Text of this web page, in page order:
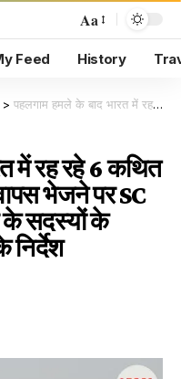
Aa
Feed History
> पहलगाम हमले के बाद भारत में रह रहे 6 कथित पाकिस्तानी नागरिकों को वापस भेजने पर SC की फिलहाल रोक; परिवार के सदस्यों के दस्तावेजों की जांच करने के निर्देश
में रह रहे 6 कथित
भेजने पर SC
के सदस्यों के